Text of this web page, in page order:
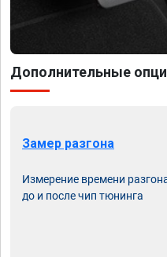
Дополнительные
Замер разгона
Измерение времени
до и после чип тюнинга